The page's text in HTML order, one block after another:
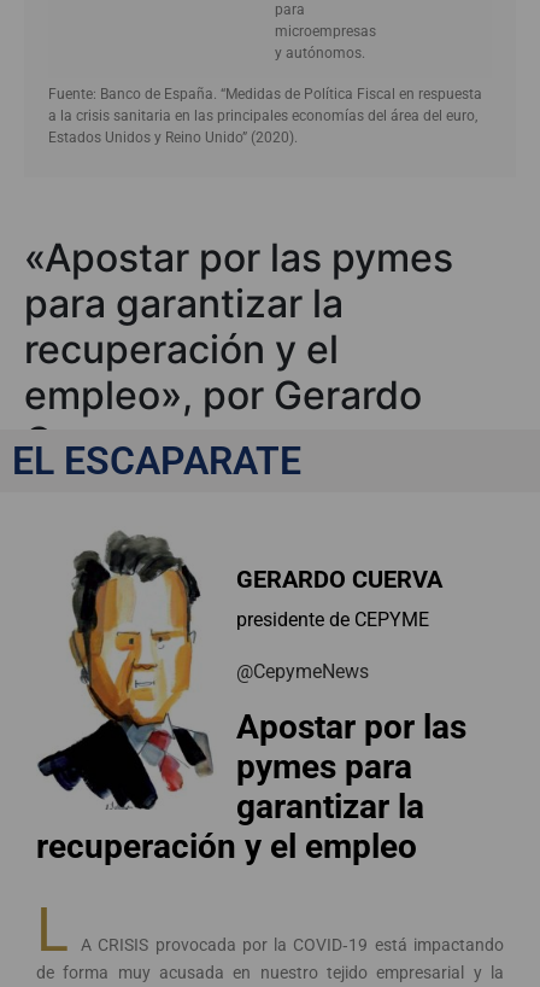
para
microempresas
y autónomos.
Fuente: Banco de España. “Medidas de Política Fiscal en respuesta
a la crisis sanitaria en las principales economías del área del euro,
Estados Unidos y Reino Unido” (2020).
«Apostar por las pymes
para garantizar la
recuperación y el
empleo», por Gerardo
Cuerva
EL ESCAPARATE
GERARDO CUERVA
presidente de CEPYME
@CepymeNews
Apostar por las
pymes para
garantizar la
recuperación y el empleo
L
A CRISIS provocada por la COVID‐19 está impactando
de forma muy acusada en nuestro tejido empresarial y la